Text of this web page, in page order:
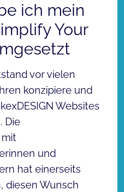
ich mein
Your
vor vielen
konzipiere und
Websites
Die
und
hat einerseits
diesen Wunsch